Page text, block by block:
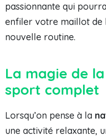
passionnante qui
enfiler votre maillot de
nouvelle routine.
La magie de
sport complet
Lorsqu’on pense à la
une activité relaxante,